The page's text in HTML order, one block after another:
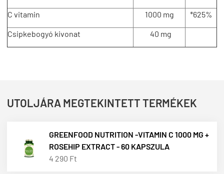
C vitamin 1000 mg *625%
Csipkebogyó kivonat 40 mg
UTOLJÁRA MEGTEKINTETT TERMÉKEK
GREENFOOD NUTRITION -VITAMIN C 1000 MG +
ROSEHIP EXTRACT - 60 KAPSZULA
4 290 Ft